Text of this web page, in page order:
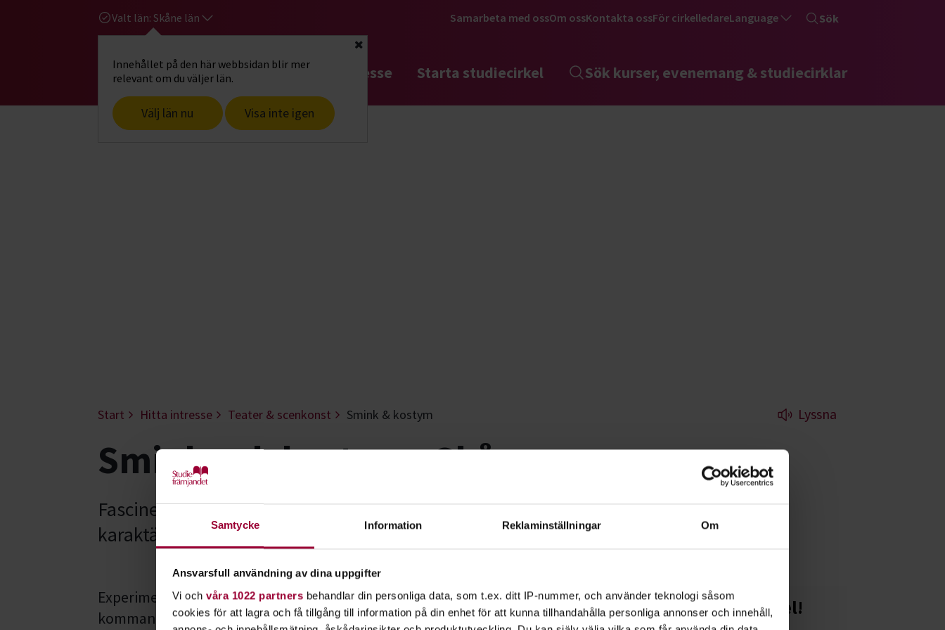
Samtycke Information Reklaminställningar Om
Ansvarsfull användning av dina uppgifter
Vi och våra 1022 partners behandlar din personliga data, som t.ex. ditt IP-nummer, och använder teknologi såsom
cookies för att lagra och få tillgång till information på din enhet för att kunna tillhandahålla personliga annonser och innehåll,
Valt län: Skåne län
Innehållet på den här webbsidan blir mer
relevant om du väljer län.
Välj län nu Visa inte igen
Stäng
Samarbeta med ossOm ossKontakta ossFör cirkelledareLanguage Sök
Gå till studiefrämjandets startsidaHitta intresse Starta studiecirkel Sök kurser, evenemang & studiecirklar
Start Hitta intresse Teater & scenkonst Smink & kostym Lyssna
Smink och kostym - Skåne
Fascineras du av teaterns och filmens magiska värld? Lär dig mer om hur
karaktärerna blir till genom smink och kostym.
Experimentera med smink och kostym på ditt sätt. Kanske har du en
kommande föreställning på gång? Bara fantasin sätter gränser.
Starta en studiecirkel!